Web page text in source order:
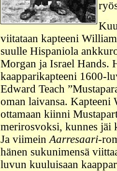
viitataan kapteeni
suulle Hispaniola
Morgan ja Israel Hands.
kaapparikapteeni 1600-
Edward Teach
oman laivansa.
ottamaan kiinni
merirosvoksi, kunnes jäi
Ja viimein Aarresaari-
hänen sukunimensä
luvun kuuluisaan